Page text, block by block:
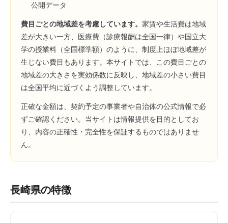
公開データ
費目ごとの地域差を考慮しています。 家賃や生活費は地域
差が大きい一方、医療費（診療報酬は全国一律）や国立大
学の授業料（全国標準額）のように、制度上ほぼ地域差が
生じない費目もあります。本サイトでは、この費目ごとの
地域差の大きさを実効係数に反映し、地域差の小さい費目
は全国平均に近づくよう調整しています。
正確な金額は、契約予定の事業者や自治体の公式情報で必
ずご確認ください。当サイトは情報提供を目的としてお
り、内容の正確性・完全性を保証するものではありませ
ん。
長崎県の特徴